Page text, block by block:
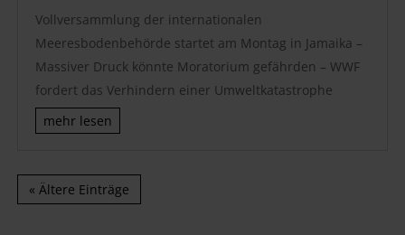
Vollversammlung der internationalen
Meeresbodenbehörde startet am Montag in Jamaika –
Massiver Druck könnte Moratorium gefährden – WWF
fordert das Verhindern einer Umweltkatastrophe
mehr lesen
« Ältere Einträge